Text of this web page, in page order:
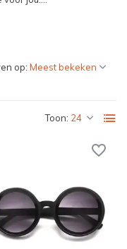
Toon:
op: